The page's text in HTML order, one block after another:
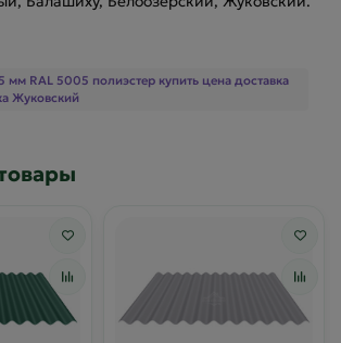
мм RAL 5005 полиэстер купить цена доставка
Жуковский